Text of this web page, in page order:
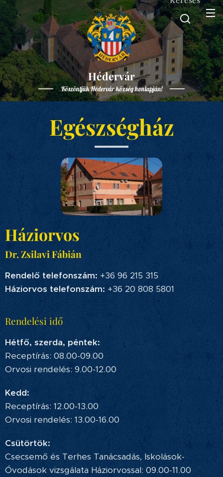
Hédervár
Köszöntjük Hédervár község honlapján!
Egészségház
Háziorvos
Dr. Zsilavi Fábián
Rendelő telefonszám: +36 96 215 315
Háziorvos telefonszám: +36 20 808 5801
Rendelési idő
Hétfő, szerda, péntek:
Receptírás: 08.00-09.00
Orvosi rendelés: 9.00-12.00
Kedd:
Receptírás: 12.00-13.00
Orvosi rendelés: 13.00-16.00
Csütörtök:
Csecsemő és Terhes Tanácsadás, Iskolások-
Óvodások vizsgálata Háziorvossal: 09.00-11.00